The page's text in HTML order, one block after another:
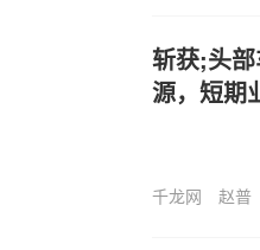
斩获;头
源，短期
千龙网 赵普